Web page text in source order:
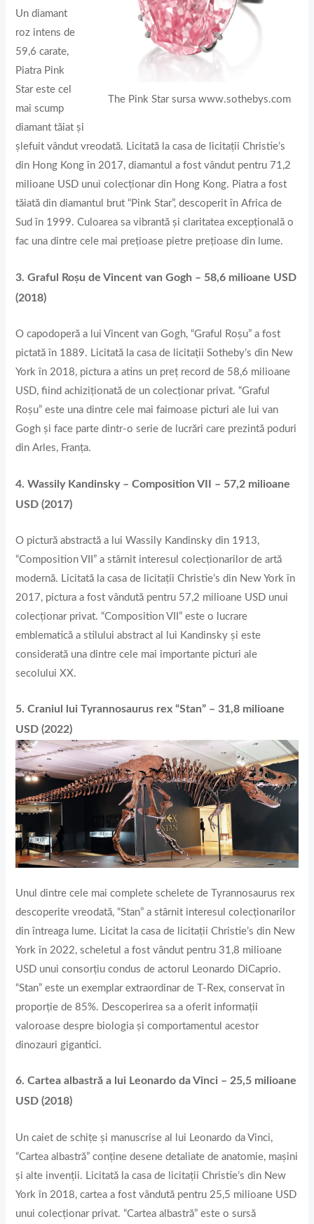
The Pink Star sursa www.sothebys.com
Un diamant
roz intens de
59,6 carate,
Piatra Pink
Star este cel
mai scump
diamant tăiat și
șlefuit vândut vreodată. Licitată la casa de licitații Christie’s
din Hong Kong în 2017, diamantul a fost vândut pentru 71,2
milioane USD unui colecționar din Hong Kong. Piatra a fost
tăiată din diamantul brut “Pink Star”, descoperit în Africa de
Sud în 1999. Culoarea sa vibrantă și claritatea excepțională o
fac una dintre cele mai prețioase pietre prețioase din lume.
3. Graful Roșu de Vincent van Gogh – 58,6 milioane USD
(2018)
O capodoperă a lui Vincent van Gogh, “Graful Roșu” a fost
pictată în 1889. Licitată la casa de licitații Sotheby’s din New
York în 2018, pictura a atins un preț record de 58,6 milioane
USD, fiind achiziționată de un colecționar privat. “Graful
Roșu” este una dintre cele mai faimoase picturi ale lui van
Gogh și face parte dintr-o serie de lucrări care prezintă poduri
din Arles, Franța.
4. Wassily Kandinsky – Composition VII – 57,2 milioane
USD (2017)
O pictură abstractă a lui Wassily Kandinsky din 1913,
“Composition VII” a stârnit interesul colecționarilor de artă
modernă. Licitată la casa de licitații Christie’s din New York în
2017, pictura a fost vândută pentru 57,2 milioane USD unui
colecționar privat. “Composition VII” este o lucrare
emblematică a stilului abstract al lui Kandinsky și este
considerată una dintre cele mai importante picturi ale
secolului XX.
5. Craniul lui Tyrannosaurus rex “Stan” – 31,8 milioane
USD (2022)
Unul dintre cele mai complete schelete de Tyrannosaurus rex
descoperite vreodată, “Stan” a stârnit interesul colecționarilor
din întreaga lume. Licitat la casa de licitații Christie’s din New
York în 2022, scheletul a fost vândut pentru 31,8 milioane
USD unui consorțiu condus de actorul Leonardo DiCaprio.
“Stan” este un exemplar extraordinar de T-Rex, conservat în
proporție de 85%. Descoperirea sa a oferit informații
valoroase despre biologia și comportamentul acestor
dinozauri gigantici.
6. Cartea albastră a lui Leonardo da Vinci – 25,5 milioane
USD (2018)
Un caiet de schițe și manuscrise al lui Leonardo da Vinci,
“Cartea albastră” conține desene detaliate de anatomie, mașini
și alte invenții. Licitată la casa de licitații Christie’s din New
York în 2018, cartea a fost vândută pentru 25,5 milioane USD
unui colecționar privat. “Cartea albastră” este o sursă